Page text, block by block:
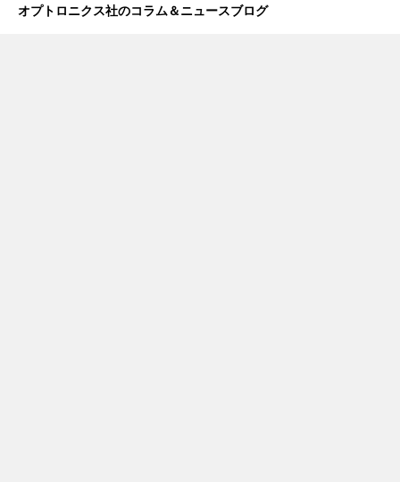
オプトロニクス社のコラム＆ニュースブログ